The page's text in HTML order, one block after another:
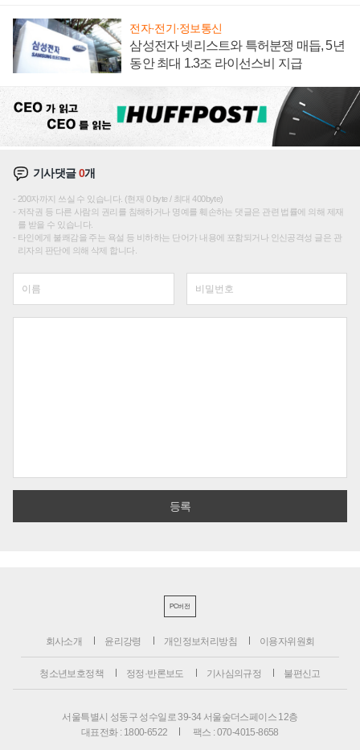
전자·전기·정보통신
삼성전자 넷리스트와 특허분쟁 매듭, 5년
동안 최대 1.3조 라이선스비 지급
기사댓글0개
200자까지 쓰실 수 있습니다. (현재 0 byte / 최대 400byte)
저작권 등 다른 사람의 권리를 침해하거나 명예를 훼손하는 댓글은 관련 법률에 의해 제재
를 받을 수 있습니다.
타인에게 불쾌감을 주는 욕설 등 비하하는 단어가 내용에 포함되거나 인신공격성 글은 관
리자의 판단에 의해 삭제 합니다.
PC버전
회사소개 윤리강령 개인정보처리방침 이용자위원회
청소년보호정책 정정·반론보도 기사심의규정 불편신고
서울특별시 성동구 성수일로 39-34 서울숲더스페이스 12층
대표전화 : 1800-6522
팩스 : 070-4015-8658